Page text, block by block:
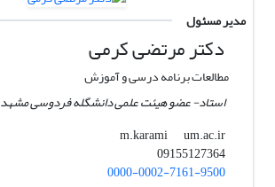
مدیر مسئول
دکتر مرتضی کرمی
مطالعات برنامه درسی و آموزش
استاد- عضو هیئت علمی دانشگله فردوسی مشهد
m.karami
um.ac.ir
09155127364
0000-0002-7161-9500